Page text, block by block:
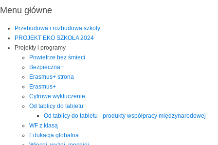
Menu główne
Przebudowa i rozbudowa szkoły
PROJEKT EKO SZKOŁA 2024
Projekty i programy
Powietrze bez śmieci
Bezpieczna+
Erasmus+ strona
Erasmus+
Cyfrowe wykluczenie
Od tablicy do tabletu
Od tablicy do tabletu - produkty współpracy międzynarodowej
WF z klasą
Edukacja globalna